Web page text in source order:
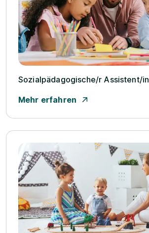
Sozialpädagogische/­r Assistent/­in
Mehr erfahren